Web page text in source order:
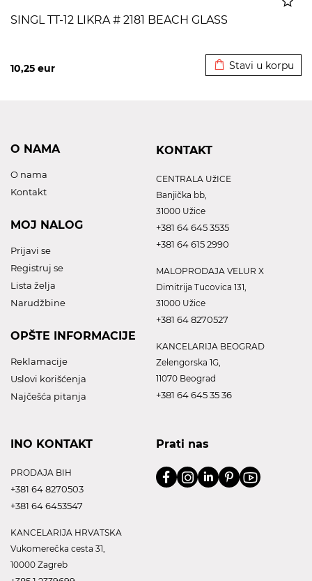
SINGL TT-12 LIKRA # 2181 BEACH GLASS
10,25 eur Stavi u korpu
O NAMA
O nama
Kontakt
MOJ NALOG
Prijavi se
Registruj se
Lista želja
Narudžbine
OPŠTE INFORMACIJE
Reklamacije
Uslovi korišćenja
Najčešća pitanja
KONTAKT
CENTRALA UžICE
Banjička bb,
31000 Užice
+381 64 645 3535
+381 64 615 2990
MALOPRODAJA VELUR X
Dimitrija Tucovica 131,
31000 Užice
+381 64 8270527
KANCELARIJA BEOGRAD
Zelengorska 1G,
11070 Beograd
+381 64 645 35 36
INO KONTAKT
PRODAJA BIH
+381 64 8270503
+381 64 6453547
KANCELARIJA HRVATSKA
Vukomerečka cesta 31,
10000 Zagreb
Prati nas